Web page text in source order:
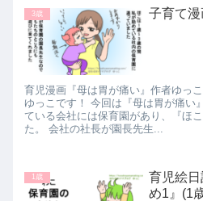
3歳 子育て漫
育児漫画『母は胃が痛い』作者ゆっ
ゆっこです！ 今回は『母は胃が痛い
ている会社には保育園があり、『ほ
た。 会社の社長が園長先生...
1歳
育児絵
め1』(1